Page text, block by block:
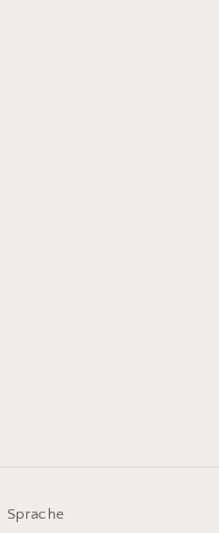
Sprache